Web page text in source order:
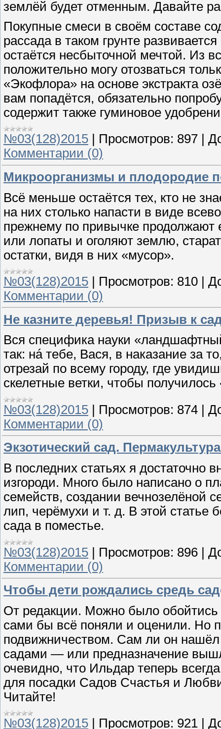
землёй будет отменным. Давайте
Покупные смеси в своём составе
рассада в таком грунте
остаётся несбыточной мечтой. Из
положительно могу отозваться
«Эко­флора» на основе экстракта
вам попадётся, обязательно
содержит также гуминовое
№03(128)2015
Просмотров: 897
Комментарии (0)
Микроорганизмы и плодородие
Всё меньше остаётся тех, кто не
на них столько напасти в виде
прежнему по привычке продолжают
или лопаты и оголяют землю,
остатки, видя в них «мусор».
№03(128)2015
Просмотров: 810
Комментарии (0)
Не казните деревья! Призыв к
Вся специфика науки
так: нá тебе, Вася, в наказание за
отрезай по всему городу, где
скелетные ветки, чтобы получилось
№03(128)2015
Просмотров: 874
Комментарии (0)
Экзотический сад.
В последних статьях я достаточно
изгороди. Много было написано о
семейств, создании вечнозелёной
лип, черёмухи и т. д. В этой статье
сада в поместье.
№03(128)2015 | Просмотров: 896 |
Комментарии (0)
Чтобы дети рождались средь
От редакции. Можно было обойтись
сами бы всё поняли и оценили. Но
подвижничеством. Сам ли он
садами — или предназначение
очевидно, что Ильдар теперь
для посадки Садов Счастья и
Читайте!
№03(128)2015
Просмотров: 921